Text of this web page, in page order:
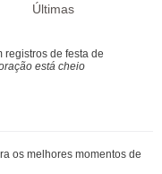
os famosos que já se
Justus... Relembre os
de Elia...
Últimas
registros de festa de
está cheio
os melhores momentos de